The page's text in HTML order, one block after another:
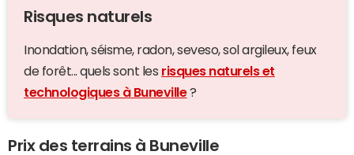
Risques naturels
Inondation, séisme, radon, seveso, sol argileux, feux
de forêt... quels sont les risques naturels et
technologiques à Buneville?
Prix des terrains à Buneville